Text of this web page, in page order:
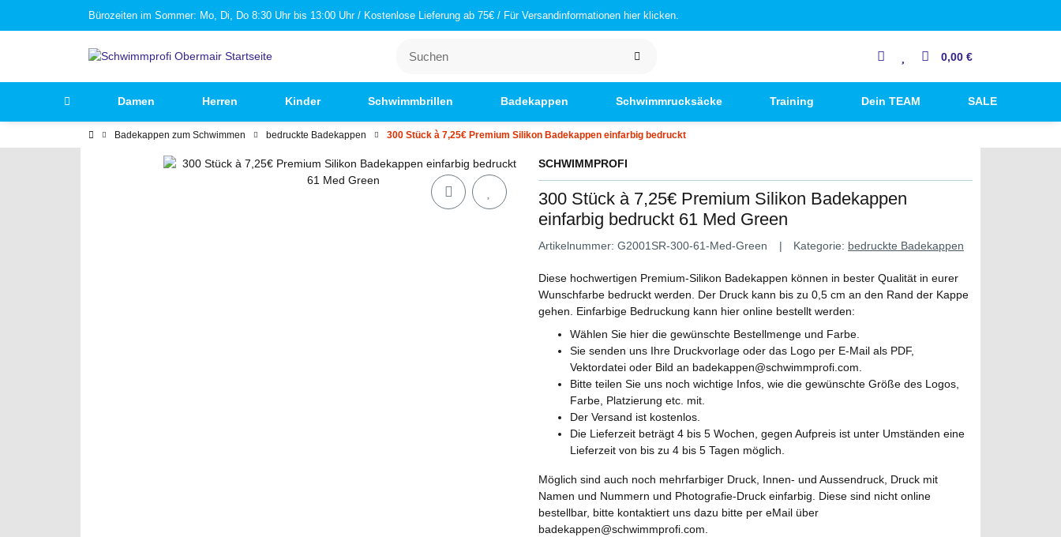
Bürozeiten im Sommer: Mo, Di, Do 8:30 Uhr bis 13:00 Uhr / Kostenlose Lieferung ab 75€ / Für Versandinformationen hier klicken.
0,00 €
Damen Herren Kinder Schwimmbrillen Badekappen Schwimmrucksäcke Training Dein TEAM SALE
Badekappen zum Schwimmen bedruckte Badekappen 300 Stück à 7,25€ Premium Silikon Badekappen einfarbig bedruckt
SCHWIMMPROFI
300 Stück à 7,25€ Premium Silikon Badekappen
einfarbig bedruckt 61 Med Green
Artikelnummer: G2001SR-300-61-Med-Green Kategorie: bedruckte Badekappen
Diese hochwertigen Premium-Silikon Badekappen können in bester Qualität in eurer
Wunschfarbe bedruckt werden. Der Druck kann bis zu 0,5 cm an den Rand der Kappe
gehen. Einfarbige Bedruckung kann hier online bestellt werden:
Wählen Sie hier die gewünschte Bestellmenge und Farbe.
Sie senden uns Ihre Druckvorlage oder das Logo per E-Mail als PDF,
Vektordatei oder Bild an badekappen@schwimmprofi.com.
Bitte teilen Sie uns noch wichtige Infos, wie die gewünschte Größe des Logos,
Farbe, Platzierung etc. mit.
Der Versand ist kostenlos.
Die Lieferzeit beträgt 4 bis 5 Wochen, gegen Aufpreis ist unter Umständen eine
Lieferzeit von bis zu 4 bis 5 Tagen möglich.
Möglich sind auch noch mehrfarbiger Druck, Innen- und Aussendruck, Druck mit
Namen und Nummern und Photografie-Druck einfarbig. Diese sind nicht online
bestellbar, bitte kontaktiert uns dazu bitte per eMail über
badekappen@schwimmprofi.com.